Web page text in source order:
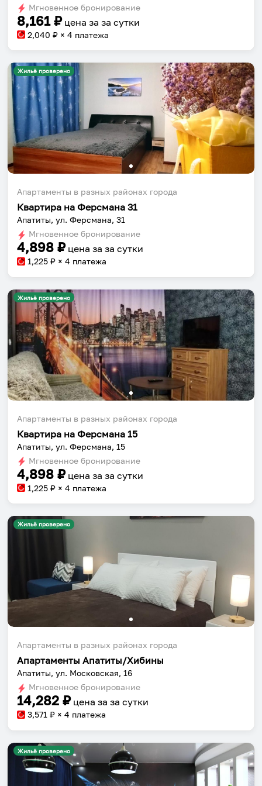
changing
dates.
changing
dates.
Мгновенное бронирование
8,161₽ цена за за сутки
2,040 ₽ × 4 платежа
Жильё проверено
Апартаменты в разных районах города
Квартира на Ферсмана 31
Апатиты, ул. Ферсмана, 31
Мгновенное бронирование
4,898 ₽ цена за за сутки
1,225 ₽ × 4 платежа
Жильё проверено
Апартаменты в разных районах города
Квартира на Ферсмана 15
Апатиты, ул. Ферсмана, 15
Мгновенное бронирование
4,898 ₽ цена за за сутки
1,225 ₽ × 4 платежа
Жильё проверено
Апартаменты в разных районах города
Апартаменты Апатиты/Хибины
Апатиты, ул. Московская, 16
Мгновенное бронирование
14,282 ₽ цена за за сутки
3,571 ₽ × 4 платежа
Жильё проверено